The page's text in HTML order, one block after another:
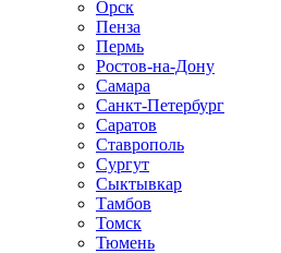
Орск
Пенза
Пермь
Ростов-на-Дону
Самара
Санкт-Петербург
Саратов
Ставрополь
Сургут
Сыктывкар
Тамбов
Томск
Тюмень